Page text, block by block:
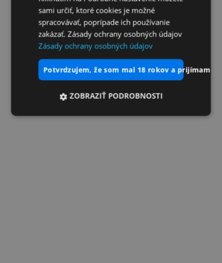
sami určiť, ktoré cookies je možné
spracovávať, poprípade ich používanie
zakázať. Zásady ochrany osobných údajov
Zásady ochrany osobných údajov
potvrdzujem, že som mal 18 rokov a prijímam
ZOBRAZIŤ PODROBNOSTI